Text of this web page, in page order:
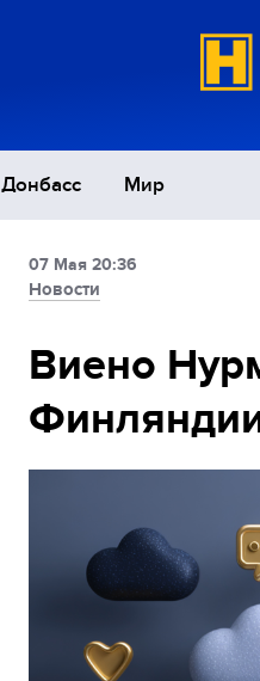
Донбасс Мир
07 Мая 20:36
Новости
Виено